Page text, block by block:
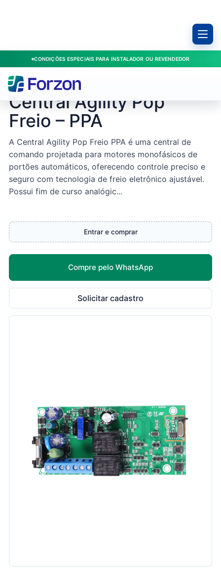
CONDIÇÕES ESPECIAIS PARA INSTALADOR OU REVENDEDOR
Produtos/Centrais/Central Agility Pop Freio – PPA
PPA / A22654
Central Agility Pop
Freio – PPA
A Central Agility Pop Freio PPA é uma central de
comando projetada para motores monofásicos de
portões automáticos, oferecendo controle preciso e
seguro com tecnologia de freio eletrônico ajustável.
Possui fim de curso analógic...
Entrar e comprar
Compre pelo WhatsApp
Solicitar cadastro